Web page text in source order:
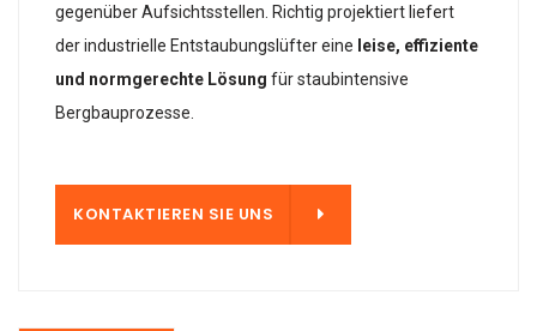
gegenüber Aufsichtsstellen. Richtig projektiert liefert
der industrielle Entstaubungslüfter eine leise, effiziente
und normgerechte Lösung für staubintensive
Bergbauprozesse.
KONTAKTIEREN SIE UNS